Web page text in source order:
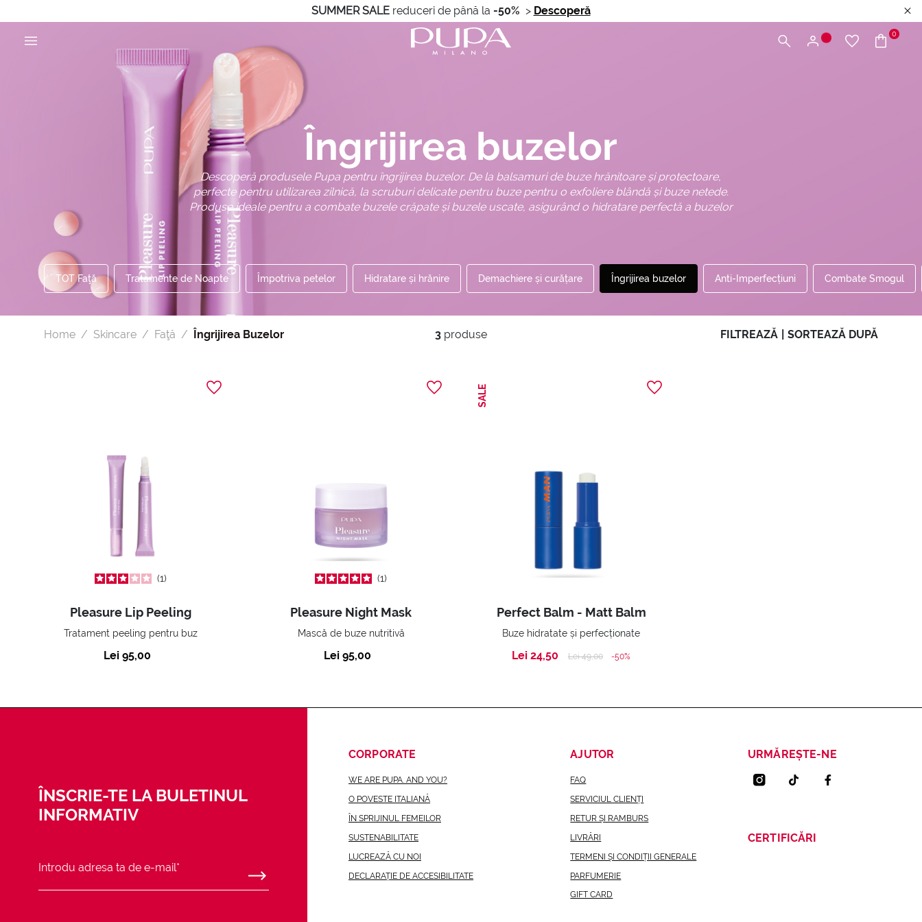
SUMMER SALEreduceri de până la -50% > Descoperă
0
Îngrijirea buzelor
Descoperă produsele Pupa pentru îngrijirea buzelor. De la balsamuri de buze hrănitoare și protectoare,
perfecte pentru utilizarea zilnică, la scruburi delicate pentru buze pentru o exfoliere blândă și buze netede.
Produse ideale pentru a combate buzele crăpate și buzele uscate, asigurând o hidratare perfectă a buzelor
TOT Faţă Tratamente de Noapte Împotriva petelor Hidratare și hrănire Demachiere și curățare Îngrijirea buzelor Anti-Imperfecțiuni Combate Smogul
Home Skincare Faţă Îngrijirea Buzelor 3 produse FILTREAZĂ SORTEAZĂ DUPĂ
1
Pleasure Lip Peeling
Tratament peeling pentru buz
Lei 95,00
1
Pleasure Night Mask
Mască de buze nutritivă
Lei 95,00
SALE
Perfect Balm - Matt Balm
Buze hidratate și perfecționate
Lei 24,50 Price reduced from
Lei 49,00to -50%
ÎNSCRIE-TE LA BULETINUL
INFORMATIV
CORPORATE
WE ARE PUPA. AND YOU?
O POVESTE ITALIANĂ
ÎN SPRIJINUL FEMEILOR
SUSTENABILITATE
LUCREAZĂ CU NOI
DECLARAȚIE DE ACCESIBILITATE
AJUTOR
FAQ
SERVICIUL CLIENȚI
RETUR ȘI RAMBURS
LIVRĂRI
TERMENI ȘI CONDIȚII GENERALE
PARFUMERIE
GIFT CARD
URMĂREȘTE-NE
CERTIFICĂRI